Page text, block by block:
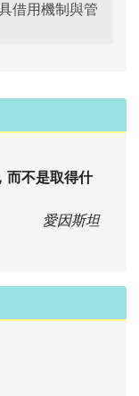
借用機制與管
而不是取得什
愛因斯坦